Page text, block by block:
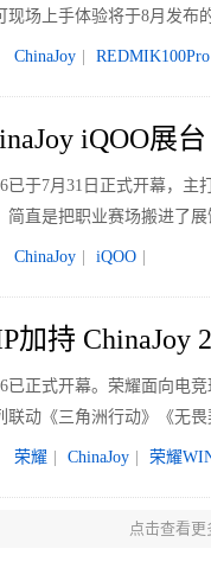
现场上手体验将于8月发布
ChinaJoy REDMIK100Pro
iQOO展
已于7月31日正式开幕，
简直是把职业赛场搬进了展
ChinaJoy iQOO
加持 ChinaJoy
已正式开幕。荣耀面向电
联动《三角洲行动》《无畏
荣耀 ChinaJoy 荣耀
怎么买？暑期
点击查看更